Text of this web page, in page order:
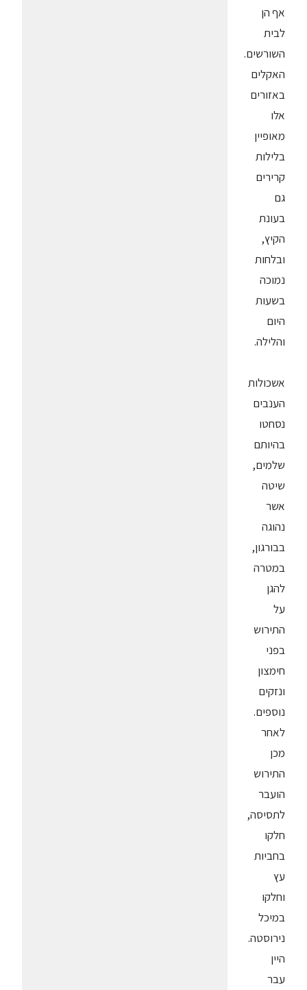
אף הן
לבית
השורשים.
האקלים
באזורים
אלו
מאופיין
בלילות
קרירים
גם
בעונת
הקיץ,
ובלחות
נמוכה
בשעות
היום
והלילה.
אשכולות
הענבים
נסחטו
בהיותם
שלמים,
שיטה
אשר
נהוגה
בבורגון,
במטרה
להגן
על
התירוש
בפני
חימצון
ונזקים
נוספים.
לאחר
מכן
התירוש
הועבר
לתסיסה,
חלקו
בחביות
עץ
וחלקו
במיכל
נירוסטה.
היין
עבר